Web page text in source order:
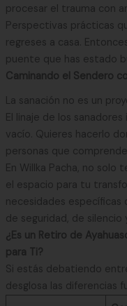
procesar el trauma con
Perspectivas prácticas
regreses a casa.
puente que has estado
Caminando el Sendero
La sanación no es un
El linaje de los
vacío. Quieres hacerlo
personas que
En Willka Pacha, no solo
el espacio para tu
necesidades
de seguridad, de silencio
¿Es un Retiro de
para Ti?
Si estás debatiendo
desglosa las diferencias